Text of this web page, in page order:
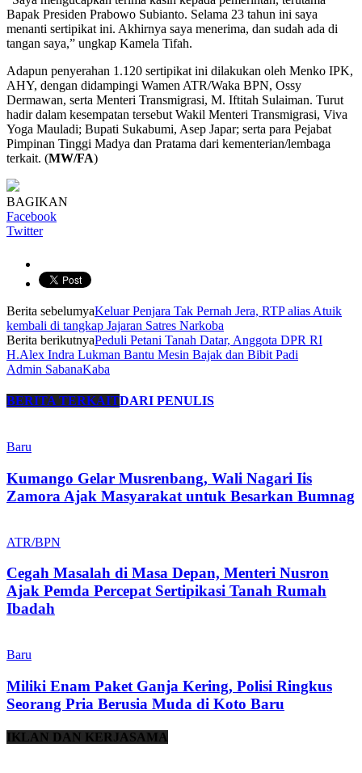
Bapak Presiden Prabowo Subianto. Selama 23 tahun ini saya
menanti sertipikat ini. Akhirnya saya menerima, dan sudah ada di
tangan saya,” ungkap Kamela Tifah.
Adapun penyerahan 1.120 sertipikat ini dilakukan oleh Menko IPK,
AHY, dengan didampingi Wamen ATR/Waka BPN, Ossy
Dermawan, serta Menteri Transmigrasi, M. Iftitah Sulaiman. Turut
hadir dalam kesempatan tersebut Wakil Menteri Transmigrasi, Viva
Yoga Mauladi; Bupati Sukabumi, Asep Japar; serta para Pejabat
Pimpinan Tinggi Madya dan Pratama dari kementerian/lembaga
terkait. (MW/FA)
BAGIKAN
Facebook
Twitter
Berita sebelumyaKeluar Penjara Tak Pernah Jera, RTP alias Atuik
kembali di tangkap Jajaran Satres Narkoba
Berita berikutnyaPeduli Petani Tanah Datar, Anggota DPR RI
H.Alex Indra Lukman Bantu Mesin Bajak dan Bibit Padi
Admin SabanaKaba
BERITA TERKAITDARI PENULIS
Baru
Kumango Gelar Musrenbang, Wali Nagari Iis
Zamora Ajak Masyarakat untuk Besarkan Bumnag
ATR/BPN
Cegah Masalah di Masa Depan, Menteri Nusron
Ajak Pemda Percepat Sertipikasi Tanah Rumah
Ibadah
Baru
Miliki Enam Paket Ganja Kering, Polisi Ringkus
Seorang Pria Berusia Muda di Koto Baru
IKLAN DAN KERJASAMA